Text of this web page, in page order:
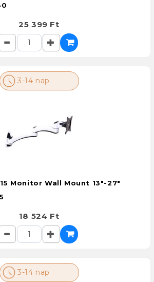
25 399 Ft
3-14 nap
Monitor Wall Mount 13"-27"
18 524 Ft
3-14 nap